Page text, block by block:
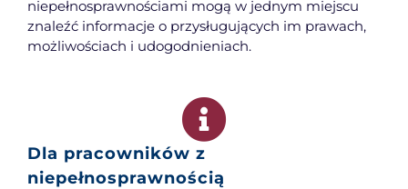
niepełnosprawnościami mogą w jednym miejscu
znaleźć informacje o przysługujących im prawach,
możliwościach i udogodnieniach.
Dla pracowników z
niepełnosprawnością